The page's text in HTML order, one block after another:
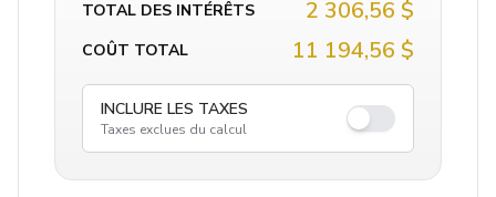
TOTAL DES INTÉRÊTS 2 306,56 $
COÛT TOTAL 11 194,56 $
INCLURE LES TAXES
Taxes exclues du calcul